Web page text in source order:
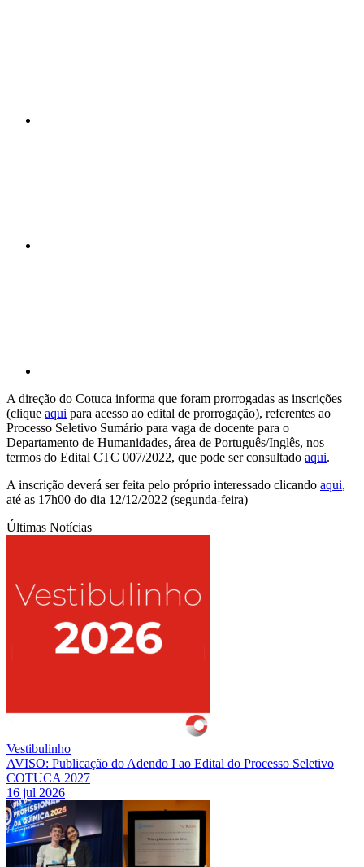
A direção do Cotuca informa que foram prorrogadas as inscrições
(clique aqui para acesso ao edital de prorrogação), referentes ao
Processo Seletivo Sumário para vaga de docente para o
Departamento de Humanidades, área de Português/Inglês, nos
termos do Edital CTC 007/2022, que pode ser consultado aqui.
A inscrição deverá ser feita pelo próprio interessado clicando aqui,
até as 17h00 do dia 12/12/2022 (segunda-feira)
Últimas Notícias
Vestibulinho
AVISO: Publicação do Adendo I ao Edital do Processo Seletivo
COTUCA 2027
16 jul 2026